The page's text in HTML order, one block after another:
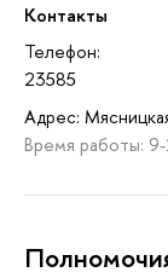
Контакты
Телефон:
23585
Адрес:
Время работы: